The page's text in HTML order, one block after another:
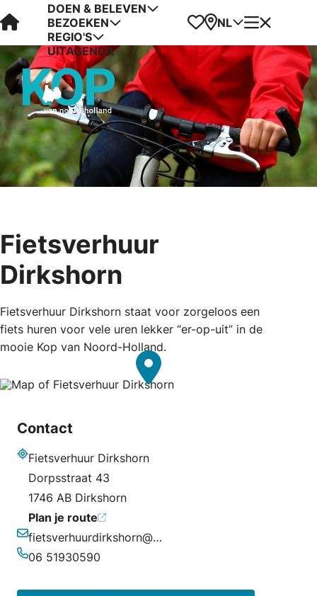
Visit Kop van Holland
DOEN & BELEVEN
BEZOEKEN
REGIO'S
UITAGENDA
Favorieten
Kaart
NL Menu
Fietsverhuur
Dirkshorn
Fietsverhuur Dirkshorn staat voor zorgeloos een
fiets huren voor vele uren lekker “er-op-uit” in de
mooie Kop van Noord-Holland.
Contact
Fietsverhuur Dirkshorn
Dorpsstraat 43
1746 AB Dirkshorn
Plan je route
E-mailadres
fietsverhuurdirkshorn@gmail.com
06 51930590